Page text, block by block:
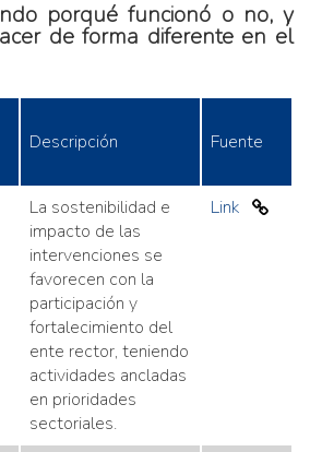
porqué funcionó o no, y
de forma diferente en el
Descripción Fuente
La sostenibilidad e
impacto de las
intervenciones se
favorecen con la
participación y
fortalecimiento del
ente rector, teniendo
actividades ancladas
en prioridades
sectoriales.
Link